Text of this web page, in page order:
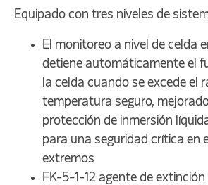
Equipado con tres niveles de
El monitoreo a nivel de celda
detiene automáticamente el
la celda cuando se excede el
temperatura seguro,
protección de inmersión
para una seguridad crítica en
extremos
FK-5-1-12 agente de